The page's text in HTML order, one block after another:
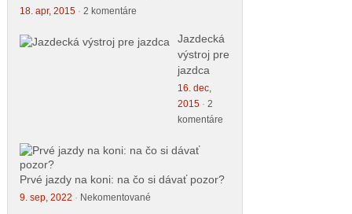
18. apr, 2015· 2 komentáre
Jazdecká
výstroj pre
jazdca
16. dec,
2015· 2
komentáre
Prvé jazdy na koni: na čo si dávať pozor?
9. sep, 2022 · Nekomentované